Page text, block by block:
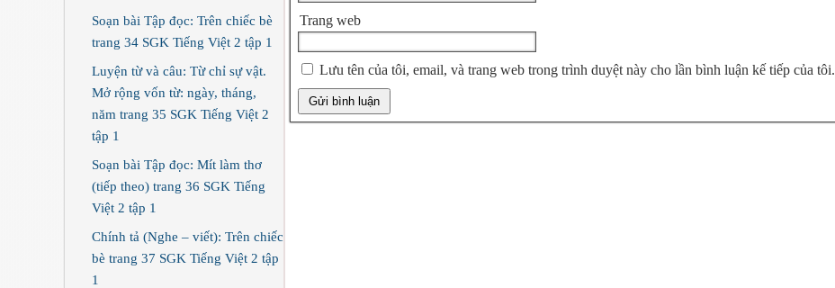
Soạn bài Tập đọc: Trên chiếc bè
trang 34 SGK Tiếng Việt 2 tập 1
Luyện từ và câu: Từ chỉ sự vật.
Mở rộng vốn từ: ngày, tháng,
năm trang 35 SGK Tiếng Việt 2
tập 1
Soạn bài Tập đọc: Mít làm thơ
(tiếp theo) trang 36 SGK Tiếng
Việt 2 tập 1
Chính tả (Nghe – viết): Trên chiếc
bè trang 37 SGK Tiếng Việt 2 tập
1
Trang web
Lưu tên của tôi, email, và trang web trong trình duyệt này cho lần bình luận kế tiếp của tôi.